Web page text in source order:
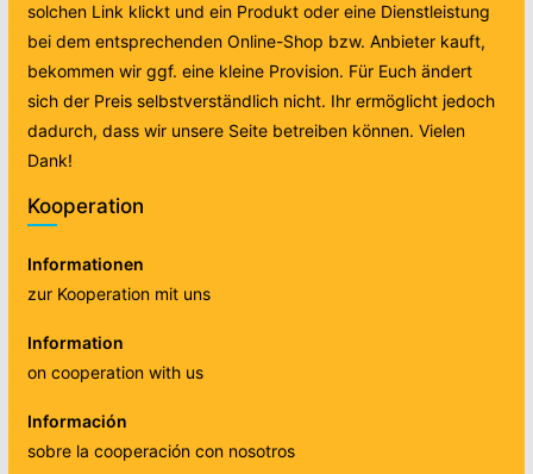
solchen Link klickt und ein Produkt oder eine Dienstleistung
bei dem entsprechenden Online-Shop bzw. Anbieter kauft,
bekommen wir ggf. eine kleine Provision. Für Euch ändert
sich der Preis selbstverständlich nicht. Ihr ermöglicht jedoch
dadurch, dass wir unsere Seite betreiben können. Vielen
Dank!
Kooperation
Informationen
zur Kooperation mit uns
Information
on cooperation with us
Información
sobre la cooperación con nosotros